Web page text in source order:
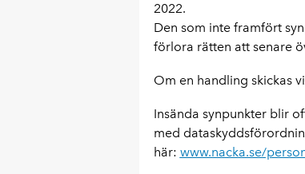
2022.
Den som inte framfört
förlora rätten att senare
Om en handling skickas
Insända synpunkter blir
med
här: www.nacka.se/